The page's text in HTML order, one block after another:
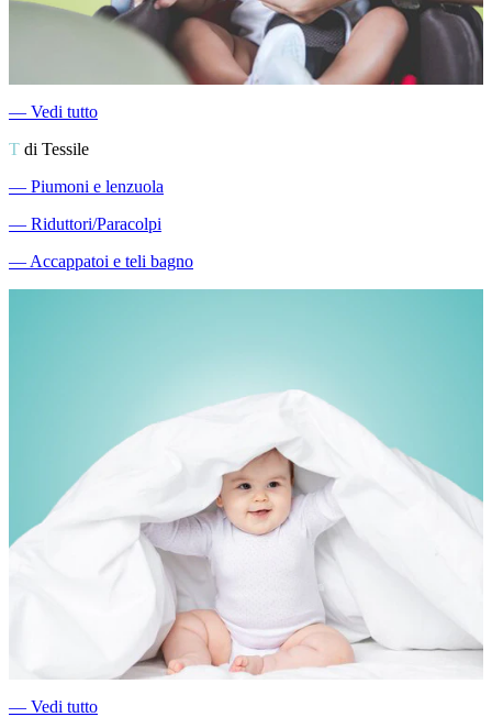
― Vedi tutto
T di Tessile
― Piumoni e lenzuola
― Riduttori/Paracolpi
―Accappatoi e teli bagno
― Vedi tutto